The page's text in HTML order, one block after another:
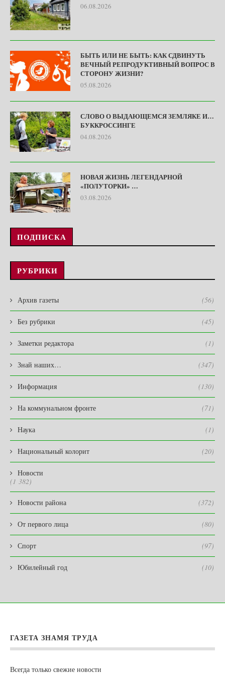
06.08.2026
БЫТЬ ИЛИ НЕ БЫТЬ: КАК СДВИНУТЬ
ВЕЧНЫЙ РЕПРОДУКТИВНЫЙ ВОПРОС В
СТОРОНУ ЖИЗНИ?
05.08.2026
СЛОВО О ВЫДАЮЩЕМСЯ ЗЕМЛЯКЕ И…
БУККРОССИНГЕ
04.08.2026
НОВАЯ ЖИЗНЬ ЛЕГЕНДАРНОЙ
«ПОЛУТОРКИ» …
03.08.2026
ПОДПИСКА
РУБРИКИ
Архив газеты (56)
Без рубрики (45)
Заметки редактора (1)
Знай наших… (347)
Информация (130)
На коммунальном фронте (71)
Наука (1)
Национальный колорит (20)
Новости
(1 382)
Новости района (372)
От первого лица (80)
Спорт (97)
Юбилейный год (10)
ГАЗЕТА ЗНАМЯ ТРУДА
Всегда только свежие новости